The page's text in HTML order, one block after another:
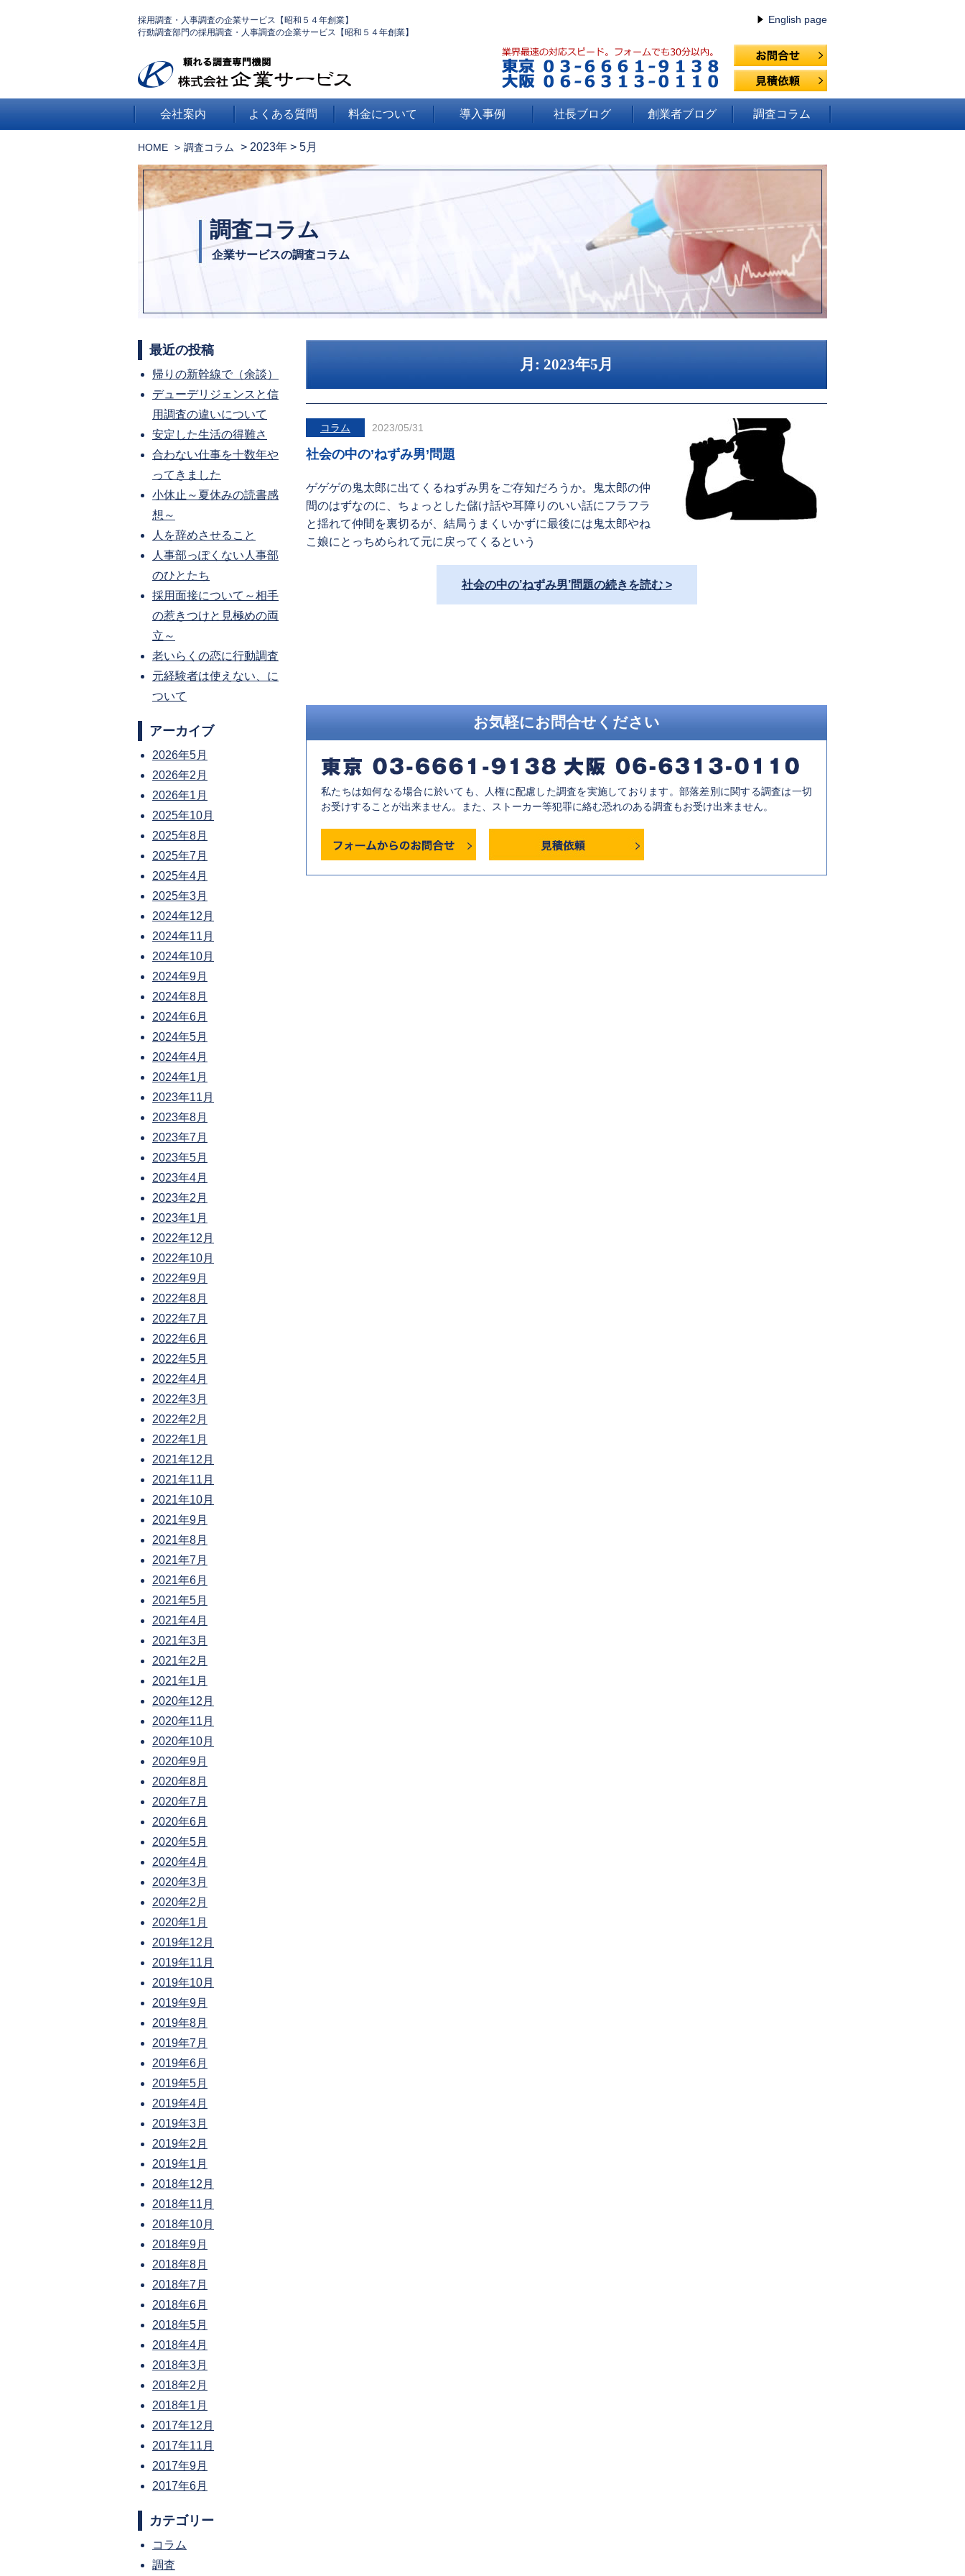
English page
採用調査・人事調査の企業サービス【昭和５４年創業】
行動調査部門の採用調査・人事調査の企業サービス【昭和５４年創業】
会社案内 よくある質問 料金について 導入事例 社長ブログ 創業者ブログ 調査コラム
HOME 調査コラム > 2023年 > 5月
調査コラム
企業サービスの調査コラム
月: 2023年5月
コラム 2023/05/31
社会の中の’ねずみ男’問題
ゲゲゲの鬼太郎に出てくるねずみ男をご存知だろうか。鬼太郎の仲
間のはずなのに、ちょっとした儲け話や耳障りのいい話にフラフラ
と揺れて仲間を裏切るが、結局うまくいかずに最後には鬼太郎やね
こ娘にとっちめられて元に戻ってくるという
社会の中の’ねずみ男’問題の続きを読む
お気軽にお問合せください
私たちは如何なる場合に於いても、人権に配慮した調査を実施しております。部落差別に関する調査は一切
お受けすることが出来ません。また、ストーカー等犯罪に絡む恐れのある調査もお受け出来ません。
最近の投稿
帰りの新幹線で（余談）
デューデリジェンスと信
用調査の違いについて
安定した生活の得難さ
合わない仕事を十数年や
ってきました
小休止～夏休みの読書感
想～
人を辞めさせること
人事部っぽくない人事部
のひとたち
採用面接について～相手
の惹きつけと見極めの両
立～
老いらくの恋に行動調査
元経験者は使えない、に
ついて
アーカイブ
2026年5月
2026年2月
2026年1月
2025年10月
2025年8月
2025年7月
2025年4月
2025年3月
2024年12月
2024年11月
2024年10月
2024年9月
2024年8月
2024年6月
2024年5月
2024年4月
2024年1月
2023年11月
2023年8月
2023年7月
2023年5月
2023年4月
2023年2月
2023年1月
2022年12月
2022年10月
2022年9月
2022年8月
2022年7月
2022年6月
2022年5月
2022年4月
2022年3月
2022年2月
2022年1月
2021年12月
2021年11月
2021年10月
2021年9月
2021年8月
2021年7月
2021年6月
2021年5月
2021年4月
2021年3月
2021年2月
2021年1月
2020年12月
2020年11月
2020年10月
2020年9月
2020年8月
2020年7月
2020年6月
2020年5月
2020年4月
2020年3月
2020年2月
2020年1月
2019年12月
2019年11月
2019年10月
2019年9月
2019年8月
2019年7月
2019年6月
2019年5月
2019年4月
2019年3月
2019年2月
2019年1月
2018年12月
2018年11月
2018年10月
2018年9月
2018年8月
2018年7月
2018年6月
2018年5月
2018年4月
2018年3月
2018年2月
2018年1月
2017年12月
2017年11月
2017年9月
2017年6月
カテゴリー
コラム
調査